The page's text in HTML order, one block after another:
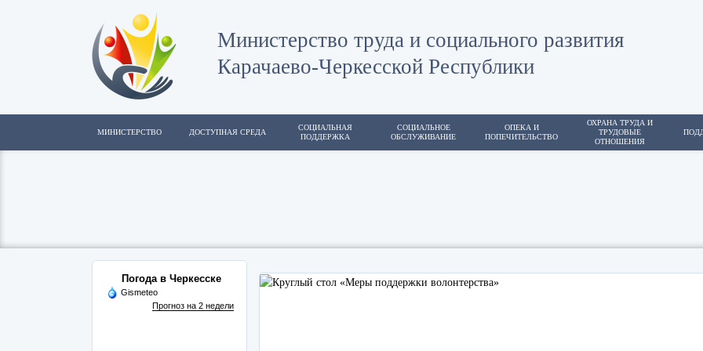
Министерство труда и социального развития
Карачаево-Черкесской Республики
МИНИСТЕРСТВО ДОСТУПНАЯ СРЕДА
СОЦИАЛЬНАЯ
ПОДДЕРЖКА
СОЦИАЛЬНОЕ
ОБСЛУЖИВАНИЕ
ОПЕКА И
ПОПЕЧИТЕЛЬСТВО
ОХРАНА ТРУДА И
ТРУДОВЫЕ
ОТНОШЕНИЯ
Погода в Черкесске
Gismeteo
Прогноз на 2 недели